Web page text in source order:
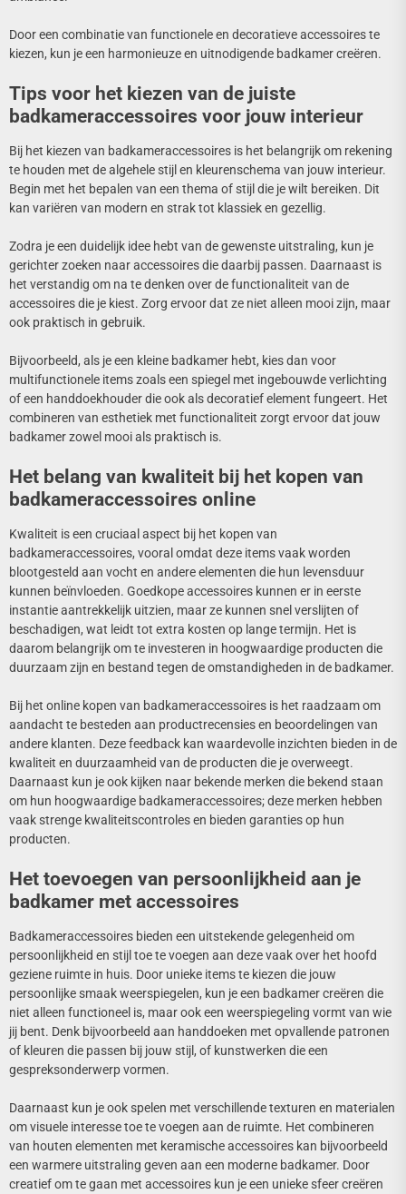
Door een combinatie van functionele en decoratieve accessoires te
kiezen, kun je een harmonieuze en uitnodigende badkamer creëren.
Tips voor het kiezen van de juiste
badkameraccessoires voor jouw interieur
Bij het kiezen van badkameraccessoires is het belangrijk om rekening
te houden met de algehele stijl en kleurenschema van jouw interieur.
Begin met het bepalen van een thema of stijl die je wilt bereiken. Dit
kan variëren van modern en strak tot klassiek en gezellig.
Zodra je een duidelijk idee hebt van de gewenste uitstraling, kun je
gerichter zoeken naar accessoires die daarbij passen. Daarnaast is
het verstandig om na te denken over de functionaliteit van de
accessoires die je kiest. Zorg ervoor dat ze niet alleen mooi zijn, maar
ook praktisch in gebruik.
Bijvoorbeeld, als je een kleine badkamer hebt, kies dan voor
multifunctionele items zoals een spiegel met ingebouwde verlichting
of een handdoekhouder die ook als decoratief element fungeert. Het
combineren van esthetiek met functionaliteit zorgt ervoor dat jouw
badkamer zowel mooi als praktisch is.
Het belang van kwaliteit bij het kopen van
badkameraccessoires online
Kwaliteit is een cruciaal aspect bij het kopen van
badkameraccessoires, vooral omdat deze items vaak worden
blootgesteld aan vocht en andere elementen die hun levensduur
kunnen beïnvloeden. Goedkope accessoires kunnen er in eerste
instantie aantrekkelijk uitzien, maar ze kunnen snel verslijten of
beschadigen, wat leidt tot extra kosten op lange termijn. Het is
daarom belangrijk om te investeren in hoogwaardige producten die
duurzaam zijn en bestand tegen de omstandigheden in de badkamer.
Bij het online kopen van badkameraccessoires is het raadzaam om
aandacht te besteden aan productrecensies en beoordelingen van
andere klanten. Deze feedback kan waardevolle inzichten bieden in de
kwaliteit en duurzaamheid van de producten die je overweegt.
Daarnaast kun je ook kijken naar bekende merken die bekend staan
om hun hoogwaardige badkameraccessoires; deze merken hebben
vaak strenge kwaliteitscontroles en bieden garanties op hun
producten.
Het toevoegen van persoonlijkheid aan je
badkamer met accessoires
Badkameraccessoires bieden een uitstekende gelegenheid om
persoonlijkheid en stijl toe te voegen aan deze vaak over het hoofd
geziene ruimte in huis. Door unieke items te kiezen die jouw
persoonlijke smaak weerspiegelen, kun je een badkamer creëren die
niet alleen functioneel is, maar ook een weerspiegeling vormt van wie
jij bent. Denk bijvoorbeeld aan handdoeken met opvallende patronen
of kleuren die passen bij jouw stijl, of kunstwerken die een
gespreksonderwerp vormen.
Daarnaast kun je ook spelen met verschillende texturen en materialen
om visuele interesse toe te voegen aan de ruimte. Het combineren
van houten elementen met keramische accessoires kan bijvoorbeeld
een warmere uitstraling geven aan een moderne badkamer. Door
creatief om te gaan met accessoires kun je een unieke sfeer creëren